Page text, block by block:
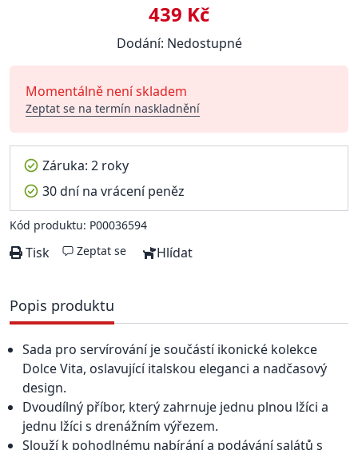
439 Kč
Dodání: Nedostupné
Momentálně není skladem
Zeptat se na termín naskladnění
Záruka: 2 roky
30 dní na vrácení peněz
Kód produktu: P00036594
Tisk Zeptat se Hlídat
Popis produktu
Sada pro servírování je součástí ikonické kolekce
Dolce Vita, oslavující italskou eleganci a nadčasový
design.
Dvoudílný příbor, který zahrnuje jednu plnou lžíci a
jednu lžíci s drenážním výřezem.
Slouží k pohodlnému nabírání a podávání salátů s